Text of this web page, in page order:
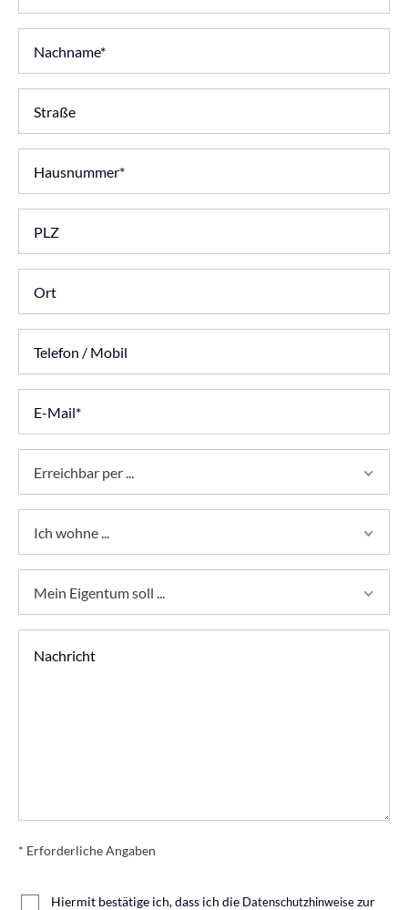
Erreichbar per ...
Ich wohne ...
Mein Eigentum soll ...
* Erforderliche Angaben
Hiermit bestätige ich, dass ich die Datenschutzhinweisezur